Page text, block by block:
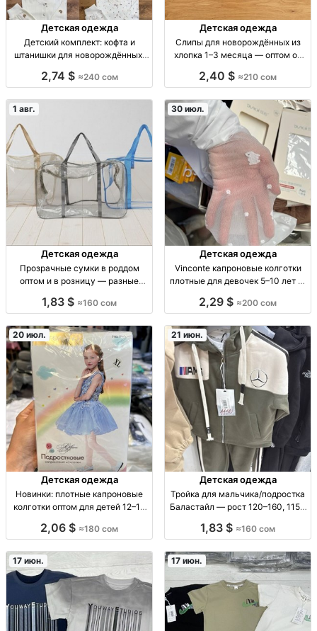
Детская одежда
Детский комплект: кофта и
штанишки для новорождённых,
комплект 2 пр.: кофта + штаны, р-
2,74 $ ≈240 сом
Детская одежда
Слипы для новорождённых из
хлопка 1–3 месяца — оптом от
уп. 6 шт.; опт от 210 сом/шт.
2,40 $ ≈210 сом
1 авг.
Детская одежда
Прозрачные сумки в роддом
оптом и в розницу — разные
роддом, разные расцв., опт от
1,83 $ ≈160 сом
30 июл.
Детская одежда
Vinconte капроновые колготки
плотные для девочек 5–10 лет —
капрон плотн. для девочек, 5-
повседневные, упаковка
2,29 $ ≈200 сом
20 июл.
Детская одежда
Новинки: плотные капроновые
колготки оптом для детей 12–15
Детские 12–15 лет (р-р 8–12).
повседневные, повседнев
2,06 $ ≈180 сом
21 июн.
Детская одежда
Тройка для мальчика/подростка
Баластайл — рост 120–160, 1150
рост 120–160
повседневная одежда, удобная
посадка, бе
1,83 $ ≈160 сом
17 июн. 17 июн.